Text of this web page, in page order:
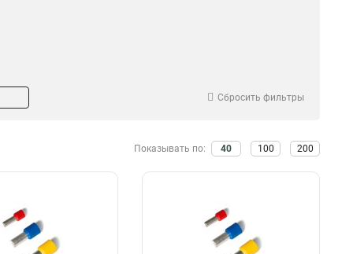
Сбросить фильтры
Показывать по: 40 100 200